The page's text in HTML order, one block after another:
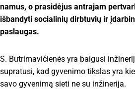
namus, o prasidėjus antrajam
išbandyti socialinių dirbtuvių ir
paslaugas.
S. Butrimavičienės yra baigusi
supratusi, kad gyvenimo tikslas yra
savo gyvenimą sieti ne su inžinerija.